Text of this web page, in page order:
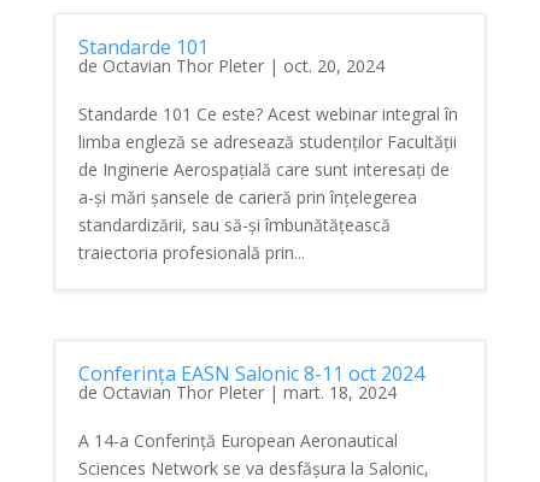
Standarde 101
de Octavian Thor Pleter| oct. 20, 2024
Standarde 101 Ce este? Acest webinar integral în
limba engleză se adresează studenților Facultății
de Inginerie Aerospațială care sunt interesați de
a-și mări șansele de carieră prin înțelegerea
standardizării, sau să-și îmbunătățească
traiectoria profesională prin...
Conferința EASN Salonic 8-11 oct 2024
de Octavian Thor Pleter| mart. 18, 2024
A 14-a Conferință European Aeronautical
Sciences Network se va desfășura la Salonic,